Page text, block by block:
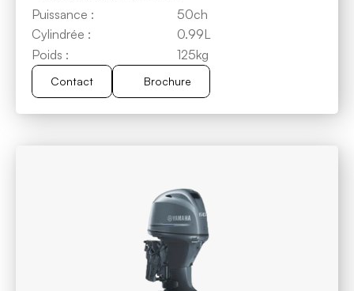
Puissance :
50ch
Cylindrée :
0.99L
Poids :
125kg
Contact
Contact
Brochure
Brochure